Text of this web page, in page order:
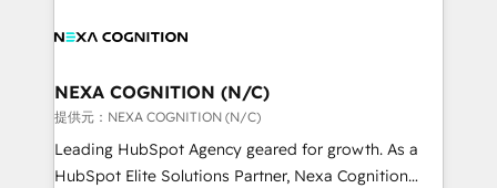
all businesses, from start-up to Enterprise, and have
the world. Our human approach to digital
transformation is designed for businesses who want
to grow. And we're passionate about APAC
businesses leading the world in technology, agility
NEXA COGNITION (N/C)
提供元：NEXA COGNITION (N/C)
Leading HubSpot Agency geared for growth. As a
HubSpot Elite Solutions Partner, Nexa Cognition